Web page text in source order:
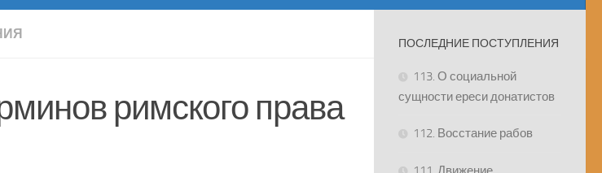
римского права
ПОСЛЕДНИЕ ПОСТУПЛЕНИЯ
113. О социальной
сущности ереси донатистов
112. Восстание рабов